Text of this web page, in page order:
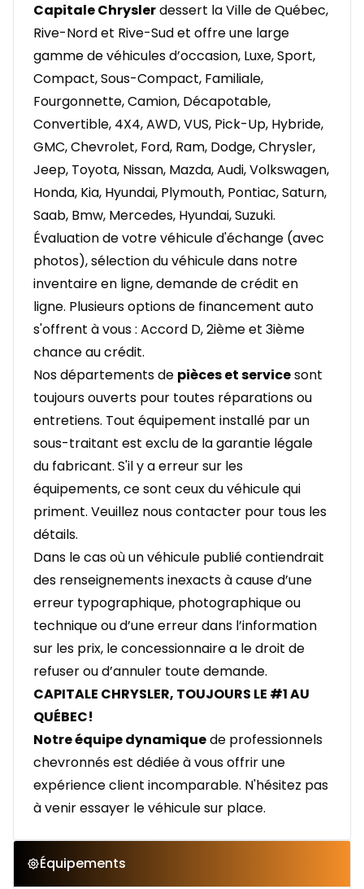
Capitale Chryslerdessert la Ville de Québec,
Rive-Nord et Rive-Sud et offre une large
gamme de véhicules d’occasion, Luxe, Sport,
Compact, Sous-Compact, Familiale,
Fourgonnette, Camion, Décapotable,
Convertible, 4X4, AWD, VUS, Pick-Up, Hybride,
GMC, Chevrolet, Ford, Ram, Dodge, Chrysler,
Jeep, Toyota, Nissan, Mazda, Audi, Volkswagen,
Honda, Kia, Hyundai, Plymouth, Pontiac, Saturn,
Saab, Bmw, Mercedes, Hyundai, Suzuki.
Évaluation de votre véhicule d'échange (avec
photos), sélection du véhicule dans notre
inventaire en ligne, demande de crédit en
ligne. Plusieurs options de financement auto
s'offrent à vous : Accord D, 2ième et 3ième
chance au crédit.
Nos départements de pièces et servicesont
toujours ouverts pour toutes réparations ou
entretiens. Tout équipement installé par un
sous-traitant est exclu de la garantie légale
du fabricant. S'il y a erreur sur les
équipements, ce sont ceux du véhicule qui
priment. Veuillez nous contacter pour tous les
détails.
Dans le cas où un véhicule publié contiendrait
des renseignements inexacts à cause d’une
erreur typographique, photographique ou
technique ou d’une erreur dans l’information
sur les prix, le concessionnaire a le droit de
refuser ou d’annuler toute demande.
CAPITALE CHRYSLER, TOUJOURS LE #1 AU
QUÉBEC!
Notre équipe dynamiquede professionnels
chevronnés est dédiée à vous offrir une
expérience client incomparable. N'hésitez pas
à venir essayer le véhicule sur place.
Équipements